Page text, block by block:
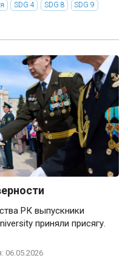
SDG 4 SDG 8
SDG 9
РК выпускники
приняли присягу.
06.05.2026